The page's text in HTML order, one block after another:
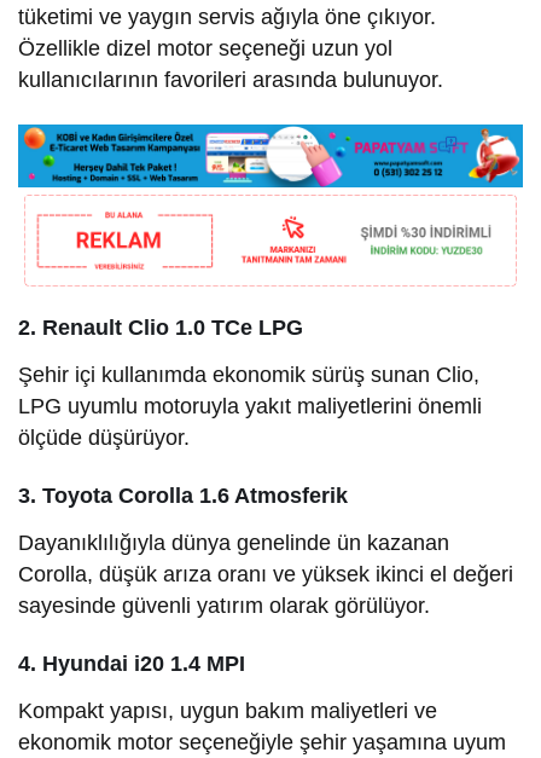
tüketimi ve yaygın servis ağıyla öne çıkıyor.
Özellikle dizel motor seçeneği uzun yol
kullanıcılarının favorileri arasında bulunuyor.
2. Renault Clio 1.0 TCe LPG
Şehir içi kullanımda ekonomik sürüş sunan Clio,
LPG uyumlu motoruyla yakıt maliyetlerini önemli
ölçüde düşürüyor.
3. Toyota Corolla 1.6 Atmosferik
Dayanıklılığıyla dünya genelinde ün kazanan
Corolla, düşük arıza oranı ve yüksek ikinci el değeri
sayesinde güvenli yatırım olarak görülüyor.
4. Hyundai i20 1.4 MPI
Kompakt yapısı, uygun bakım maliyetleri ve
ekonomik motor seçeneğiyle şehir yaşamına uyum